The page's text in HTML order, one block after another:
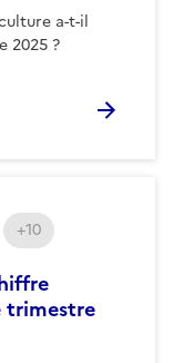
a-t-il
2025 ?
trimestre
+10